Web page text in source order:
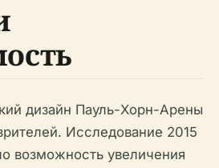
дизайн Пауль-Хорн-Арены
Исследование 2015
возможность увеличения